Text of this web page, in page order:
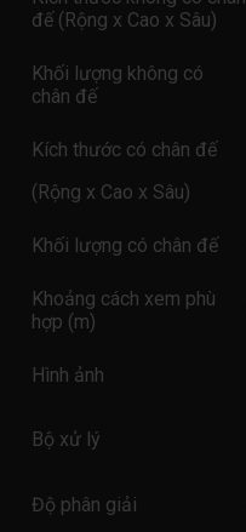
đế (Rộng x Cao x Sâu)
Khối lượng không có
chân đế
Kích thước có chân đế
(Rộng x Cao x Sâu)
Khối lượng có chân đế
Khoảng cách xem phù
hợp (m)
Hình ảnh
Bộ xử lý
Độ phân giải